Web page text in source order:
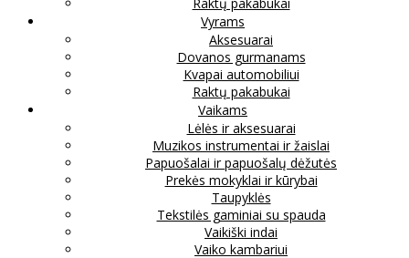
Vyrams
Aksesuarai
Dovanos gurmanams
Kvapai automobiliui
Raktų pakabukai
Vaikams
Lėlės ir aksesuarai
Muzikos instrumentai ir žaislai
Papuošalai ir papuošalų dėžutės
Prekės mokyklai ir kūrybai
Taupyklės
Tekstilės gaminiai su spauda
Vaikiški indai
Vaiko kambariui